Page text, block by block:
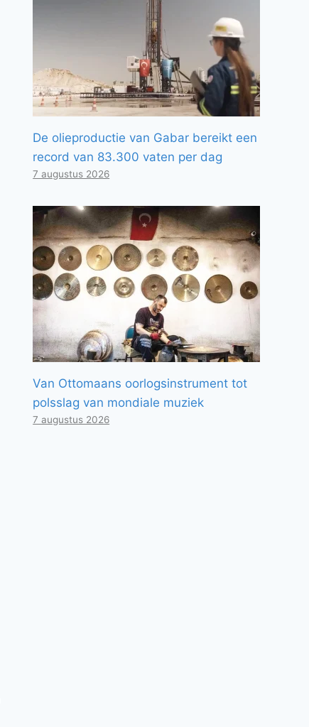
De olieproductie van Gabar bereikt een
record van 83.300 vaten per dag
7 augustus 2026
Van Ottomaans oorlogsinstrument tot
polsslag van mondiale muziek
7 augustus 2026